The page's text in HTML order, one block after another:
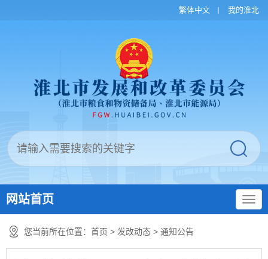
繁体中文 我的淮北
网站首页
您当前所在位置： 首页 > 发改动态 > 通知公告